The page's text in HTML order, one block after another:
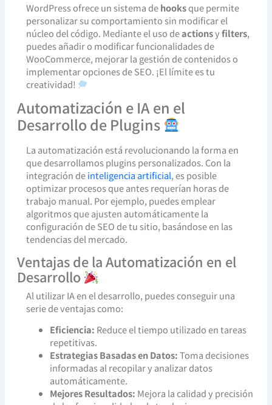
WordPress ofrece un sistema dehooksque permite
personalizar su comportamiento sin modificar el
núcleo del código. Mediante el uso deactionsyfilters,
puedes añadir o modificar funcionalidades de
WooCommerce, mejorar la gestión de contenidos o
implementar opciones de SEO. ¡El límite es tu
creatividad!
Automatización e IA en el
Desarrollo de Plugins
La automatización está revolucionando la forma en
que desarrollamos plugins personalizados. Con la
integración deinteligencia artificial, es posible
optimizar procesos que antes requerían horas de
trabajo manual. Por ejemplo, puedes emplear
algoritmos que ajusten automáticamente la
configuración de SEO de tu sitio, basándose en las
tendencias del mercado.
Ventajas de la Automatización en el
Desarrollo
Al utilizar IA en el desarrollo, puedes conseguir una
serie de ventajas como:
Eficiencia: Reduce el tiempo utilizado en tareas
repetitivas.
Estrategias Basadas en Datos:Toma decisiones
informadas al recopilar y analizar datos
automáticamente.
Mejores Resultados: Mejora la calidad y precisión